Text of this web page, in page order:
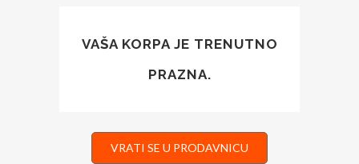
VAŠA KORPA JE TRENUTNO
PRAZNA.
VRATI SE U PRODAVNICU